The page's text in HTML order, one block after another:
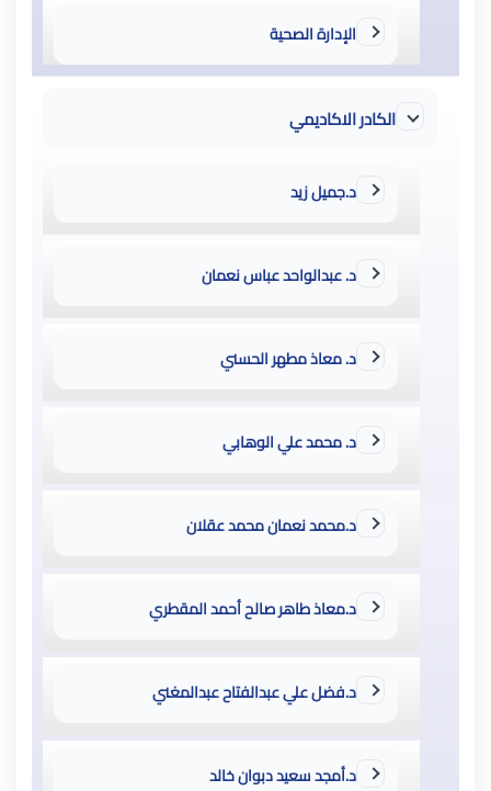
الإدارة الصحية
الكادر الاكاديمي
د.جميل زيد
د. عبدالواحد عباس نعمان
د. معاذ مطهر الحسني
د. محمد علي الوهابي
د.محمد نعمان محمد عقلان
د.معاذ طاهر صالح أحمد المقطري
د.فضل علي عبدالفتاح عبدالمغني
د.أمجد سعيد دبوان خالد